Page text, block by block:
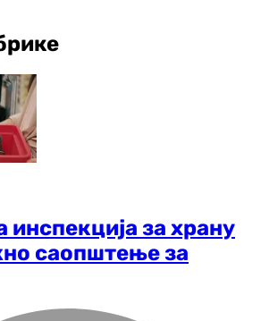
инспекција за храну
саопштење за